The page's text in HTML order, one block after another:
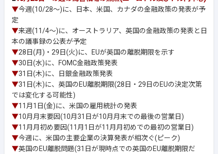
▼今週(10/28～)に、日本、米国、カナダの金融政策の発表が予
定
▼来週(11/4～)に、オーストラリア、英国の金融政策の発表と日
本の議事録の公表が予定
▼28日(月)・29日(火)に、EUが英国の離脱期限を示す
▼30日(水)に、FOMC金融政策発表
▼31日(木)に、日銀金融政策発表
▼31日(木)に、英国のEU離脱期限(28日・29日のEUの決定次第
では変化する可能性)
▼11月1日(金)に、米国の雇用統計の発表
▼10月月末要因(10月31日が10月月末での最後の営業日)
▼11月月初め要因(11月1日が11月月初めでの最初の営業日)
▼今週に、米国の主要企業の決算発表が相次ぐ(ピーク)
▼英国のEU離脱問題(31日が現時点での英国のEU離脱期限だ